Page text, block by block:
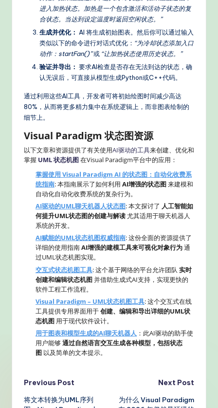
进入加热状态。加热是一个包含激活和活动子状态的复
合状态。当达到设定温度时返回空闲状态。”
生成并优化： AI 将生成初始图表。然后你可以通过输入
类似以下的命令进行对话式优化： “为冷却状态添加入口
动作：startFan()”或 “让加热状态使用历史状态。”
验证并导出： 要求AI检查是否存在无法到达的状态，确
认无误后，可直接从模型生成Python或C++代码。
通过利用这些AI工具，开发者可将初始绘图时间减少高达
80%，从而将更多精力集中在系统逻辑上，而非图表绘制的
细节上。
Visual Paradigm 状态图资源
以下文章和资源提供了有关使用AI驱动的工具来创建、优化和
掌握 UML状态机图在Visual Paradigm平台中的应用：
掌握使用 Visual Paradigm AI 的状态图：自动化收费系
统指南: 本指南展示了如何利用 AI增强的状态图来建模和
自动化自动化收费系统的复杂行为。
AI驱动的UML聊天机器人状态图: 本文探讨了 人工智能如
何提升UML状态图的创建与解读尤其适用于聊天机器人
系统的开发。
AI赋能的UML状态机图权威指南: 这份全面的资源提供了
详细的使用指南AI增强的建模工具来可视化对象行为通
过UML状态机图实现。
交互式状态机图工具: 这个基于网络的平台允许团队 实时
创建和编辑状态机图并借助生成式AI支持，实现更快的
软件工程工作流程。
Visual Paradigm – UML状态机图工具: 这个交互式在线
工具提供专用界面用于创建、编辑和导出详细的UML状
态机图 用于现代软件设计。
用于图表和模型生成的AI聊天机器人 ：此AI驱动的助手使
用户能够 通过自然语言交互生成各种模型，包括状态
图 以及简单的文本提示。
Post
Previous Post
将文本转换为UML序列
Next Post
为什么 Visual Paradigm